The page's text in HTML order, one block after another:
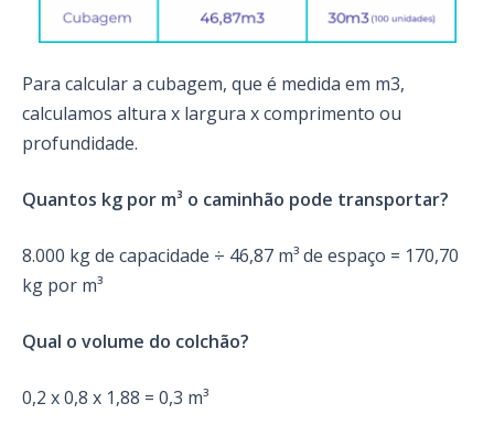
Para calcular a cubagem, que é medida em m3,
calculamos altura x largura x comprimento ou
profundidade.
Quantos kg por m³ o caminhão pode transportar?
8.000 kg de capacidade ÷ 46,87 m³ de espaço = 170,70
kg por m³
Qual o volume do colchão?
0,2 x 0,8 x 1,88 = 0,3 m³